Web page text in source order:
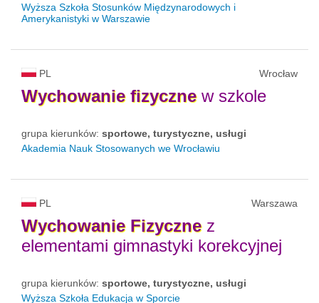
Wyższa Szkoła Stosunków Międzynarodowych i
Amerykanistyki w Warszawie
PL Wrocław
Wychowanie fizycznew szkole
grupa kierunków: sportowe, turystyczne, usługi
Akademia Nauk Stosowanych we Wrocławiu
PL Warszawa
Wychowanie Fizycznez
elementami gimnastyki korekcyjnej
grupa kierunków: sportowe, turystyczne, usługi
Wyższa Szkoła Edukacja w Sporcie